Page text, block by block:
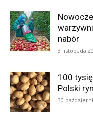
nabór
3 listopada
100
Polski
30